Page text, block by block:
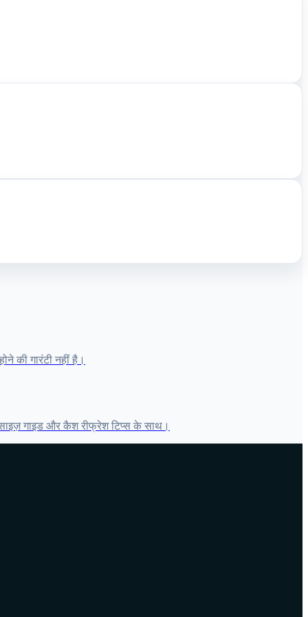
की गारंटी नहीं है।
गाइड और कैश रीफ्रेश टिप्स के साथ।